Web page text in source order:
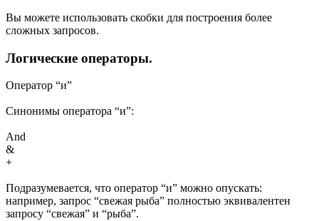
Вы можете использовать скобки для построения более
сложных запросов.
Логические операторы.
Оператор “и”
Синонимы оператора “и”:
And
&
+
Подразумевается, что оператор “и” можно опускать:
например, запрос “свежая рыба” полностью эквивалентен
запросу “свежая” и “рыба”.